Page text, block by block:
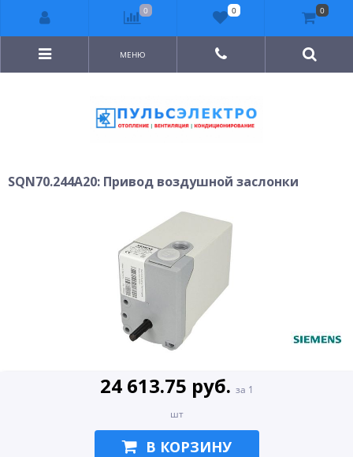
МЕНЮ
SQN70.244A20: Привод воздушной заслонки
24 613.75 руб. за 1
шт
В КОРЗИНУ
0 0 0